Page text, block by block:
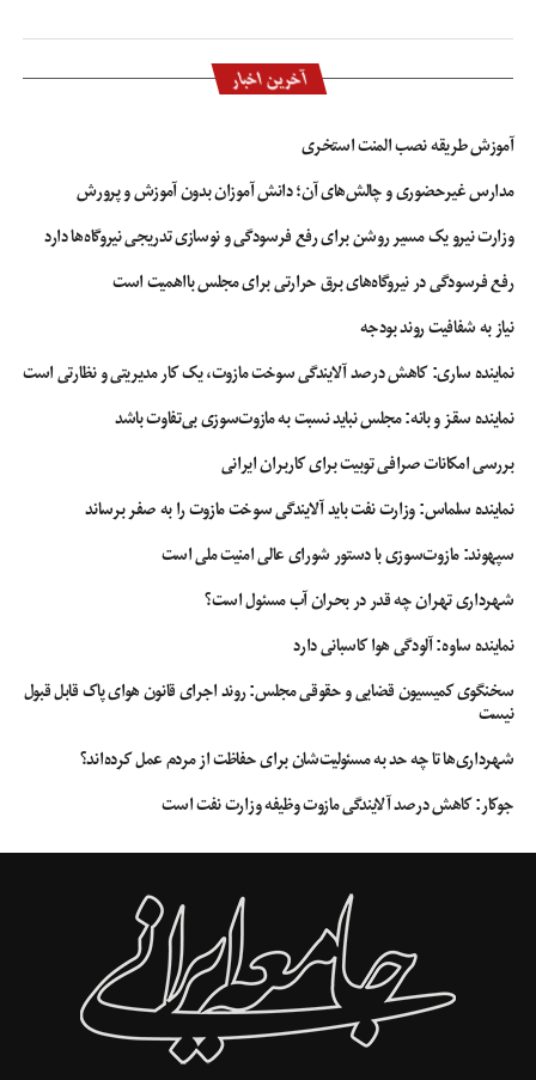
آخرین اخبار
آموزش طریقه نصب المنت استخری
مدارس غیرحضوری و چالش‌های آن؛ دانش آموزان بدون آموزش و پرورش
وزارت نیرو یک مسیر روشن برای رفع فرسودگی و نوسازی تدریجی نیروگاه‌ها دارد
رفع فرسودگی در نیروگاه‌های برق حرارتی برای مجلس بااهمیت است
نیاز به شفافیت روند بودجه
نماینده ساری: کاهش درصد آلایندگی سوخت مازوت، یک کار مدیریتی و نظارتی است
نماینده سقز و بانه: مجلس نباید نسبت به مازوت‌سوزی بی‌تفاوت باشد
بررسی امکانات صرافی توبیت برای کاربران ایرانی
نماینده سلماس: وزارت نفت باید آلایندگی سوخت مازوت را به صفر برساند
سپهوند:‌ مازوت‌سوزی با دستور شورای عالی امنیت ملی است
شهرداری تهران چه قدر در بحران آب مسئول است؟
نماینده ساوه: آلودگی هوا کاسبانی دارد
سخنگوی کمیسیون قضایی و حقوقی مجلس: روند اجرای قانون هوای پاک قابل قبول
نیست
شهرداری‌ها تا چه حد به مسئولیت‌شان برای حفاظت از مردم عمل کرده‌اند؟
جوکار: کاهش درصد آلایندگی مازوت وظیفه وزارت نفت است